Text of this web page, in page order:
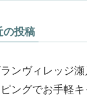
の投稿
ランヴィレッジ
ングでお手軽